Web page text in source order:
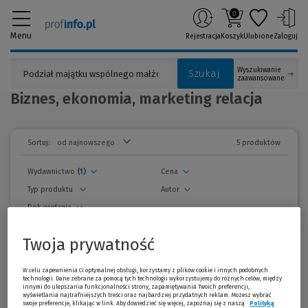
Menu
Szukaj
Wyszukiwanie
zaawansowane
Rejestracja
0
KoszykUlubioneZaloguj
Biznes, ekonomia, marketing relacja
Sortuj: 5 produktów
Wydawnictwo (1)
Autor
Cena
Rok wydania
Typ produktu
zwiń
Wszystkie produkty
Promocja!
Twoja prywatność
W celu zapewnienia Ci optymalnej obsługi, korzystamy z plików cookie i innych podobnych
technologii. Dane zebrane za pomocą tych technologii wykorzystujemy do różnych celów, między
innymi do ulepszania funkcjonalności strony, zapamiętywania Twoich preferencji,
wyświetlania najtrafniejszych treści oraz najbardziej przydatnych reklam. Możesz wybrać
swoje preferencje, klikając w link. Aby dowiedzieć się więcej, zapoznaj się z naszą
Polityką